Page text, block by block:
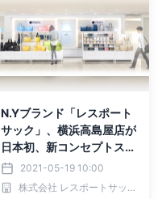
N.Yブランド「レスポート
サック」、横浜高島屋店が
日本初、新コンセプトスト
アとしてリニューアル！
2021-05-19 10:00
株式会社 レスポートサックジャパン